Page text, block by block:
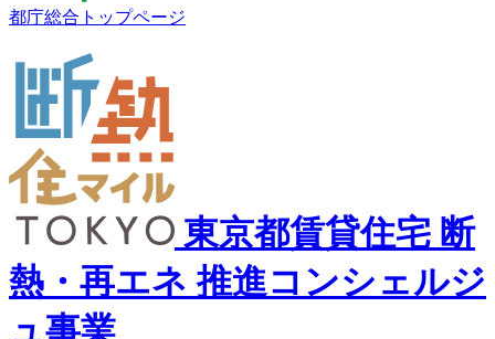
都庁総合トップページ
東京都賃貸住宅 断
熱・再エネ 推進コンシェルジ
ュ事業